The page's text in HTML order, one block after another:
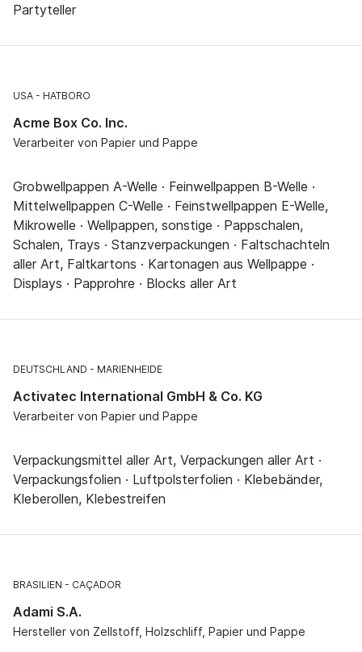
Partyteller
USA HATBORO
Acme Box Co. Inc.
Verarbeiter von Papier und Pappe
Grobwellpappen A-Welle · Feinwellpappen B-Welle ·
Mittelwellpappen C-Welle · Feinstwellpappen E-Welle,
Mikrowelle · Wellpappen, sonstige · Pappschalen,
Schalen, Trays · Stanzverpackungen · Faltschachteln
aller Art, Faltkartons · Kartonagen aus Wellpappe ·
Displays · Papprohre · Blocks aller Art
DEUTSCHLAND MARIENHEIDE
Activatec International GmbH & Co. KG
Verarbeiter von Papier und Pappe
Verpackungsmittel aller Art, Verpackungen aller Art ·
Verpackungsfolien · Luftpolsterfolien · Klebebänder,
Kleberollen, Klebestreifen
BRASILIEN CAÇADOR
Adami S.A.
Hersteller von Zellstoff, Holzschliff, Papier und Pappe